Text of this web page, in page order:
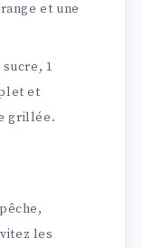
et une
1
et
grillée.
les